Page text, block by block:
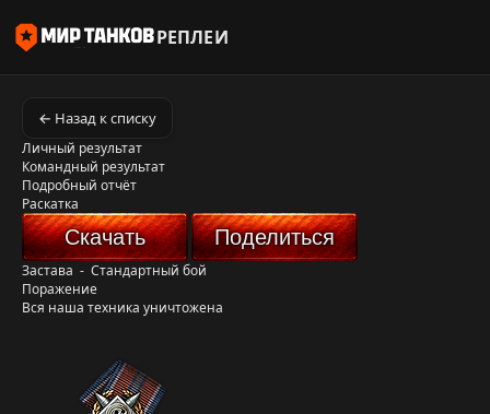
РЕПЛЕИ
← Назад к списку
Личный результат
Командный результат
Подробный отчёт
Раскатка
Скачать Поделиться
Застава - Стандартный бой
Поражение
Вся наша техника уничтожена